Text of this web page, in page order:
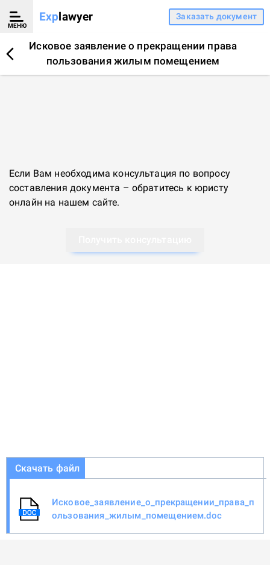
МЕНЮ
Explawyer Заказать документ
Исковое заявление о прекращении права
пользования жилым помещением
Если Вам необходима консультация по вопросу
составления документа – обратитесь к юристу
онлайн на нашем сайте.
Скачать файл
Исковое_заявление_о_прекращении_права_п
ользования_жилым_помещением.doc